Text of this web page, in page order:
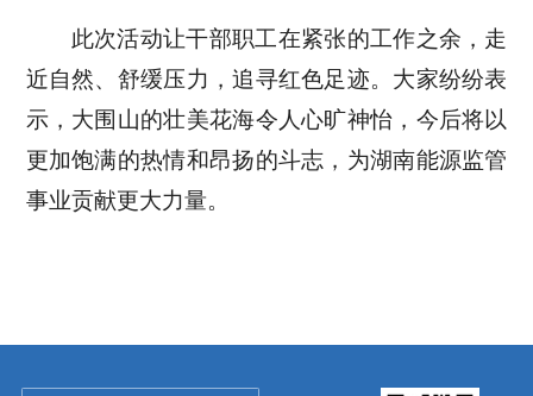
此次活动让干部职工在紧张的工作之余，走
近自然、舒缓压力，追寻红色足迹。大家纷纷表
示，大围山的壮美花海令人心旷神怡，今后将以
更加饱满的热情和昂扬的斗志，为湖南能源监管
事业贡献更大力量。